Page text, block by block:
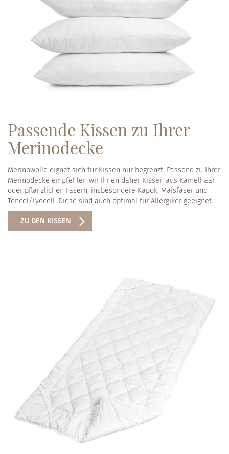
Passende Kissen zu Ihrer
Merinodecke
Merinowolle eignet sich für Kissen nur begrenzt. Passend zu Ihrer
Merinodecke empfehlen wir Ihnen daher Kissen aus Kamelhaar
oder pflanzlichen Fasern, insbesondere Kapok, Maisfaser und
Tencel/Lyocell. Diese sind auch optimal für Allergiker geeignet.
ZU DEN KISSEN